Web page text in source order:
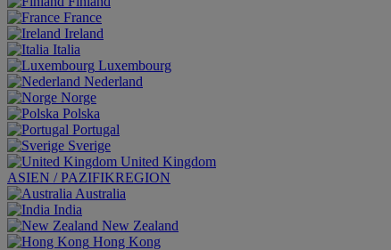
France
Ireland
Italia
Luxembourg
Nederland
Norge
Polska
Portugal
Sverige
United Kingdom
ASIEN / PAZIFIKREGION
Australia
India
New Zealand
Hong Kong